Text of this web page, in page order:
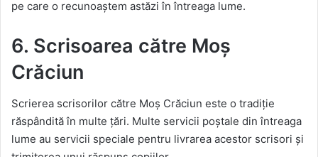
pe care o recunoaștem astăzi în întreaga lume.
6. Scrisoarea către Moș
Crăciun
Scrierea scrisorilor către Moș Crăciun este o tradiție
răspândită în multe țări. Multe servicii poștale din întreaga
lume au servicii speciale pentru livrarea acestor scrisori și